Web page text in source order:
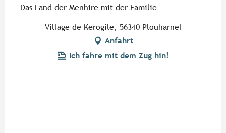
Das Land der Menhire mit der Familie
Village de Kerogile, 56340 Plouharnel
Anfahrt
Ich fahre mit dem Zug hin!